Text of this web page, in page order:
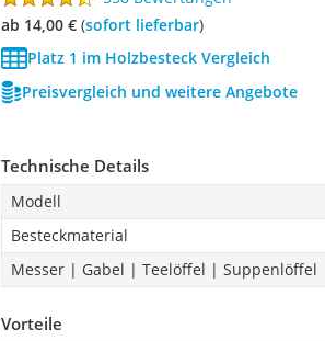
ab 14,00 €( Sofort lieferbar)
Platz 1 im Holzbesteck Vergleich
Preisvergleich und weitere Angebote
Technische Details
Modell
Besteckmaterial
Messer | Gabel | Teelöffel | Suppenlöffel
Vorteile